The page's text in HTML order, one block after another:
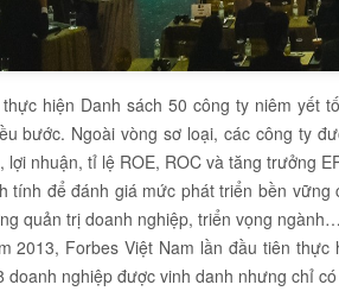
hiện Danh sách 50 công ty niêm yết
bước. Ngoài vòng sơ loại, các công ty
lợi nhuận, tỉ lệ ROE, ROC và tăng trưởng
tính để đánh giá mức phát triển bền
quản trị doanh nghiệp, triển vọng ngành…
2013, Forbes Việt Nam lần đầu tiên
doanh nghiệp được vinh danh nhưng chỉ